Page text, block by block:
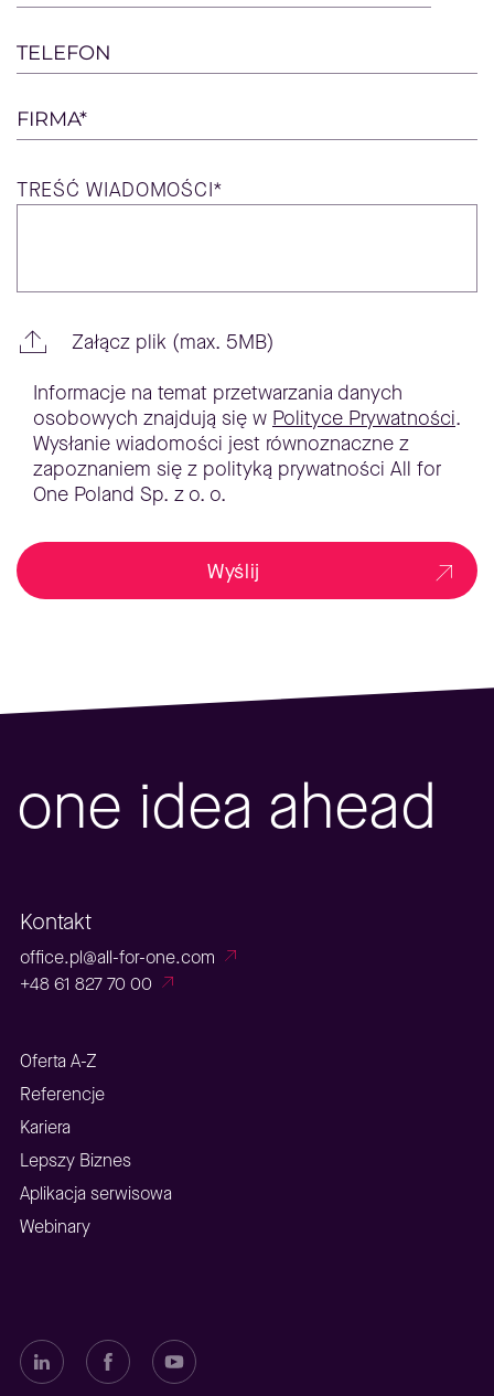
TELEFON
FIRMA*
TREŚĆ WIADOMOŚCI*
Załącz plik (max. 5MB)
Informacje na temat przetwarzania danych
osobowych znajdują się w Polityce Prywatności.
Wysłanie wiadomości jest równoznaczne z
zapoznaniem się z polityką prywatności All for
One Poland Sp. z o. o.
Wyślij
one idea ahead
Kontakt
office.pl@all-for-one.com
+48 61 827 70 00
Oferta A-Z
Referencje
Kariera
Lepszy Biznes
Aplikacja serwisowa
Webinary